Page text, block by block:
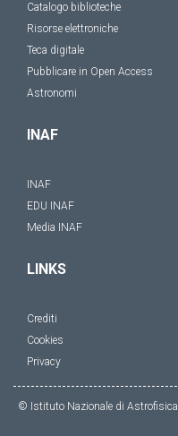
Catalogo biblioteche
Risorse elettroniche
Teca digitale
Pubblicare in Open Access
Astronomi
INAF
INAF
EDU INAF
Media INAF
LINKS
Crediti
Cookies
Privacy
© Istituto Nazionale di Astrofisica